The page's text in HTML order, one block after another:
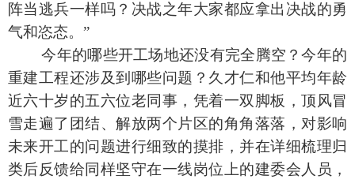
阵当逃兵一样吗？决战之年大家都应拿出决战的勇
气和恣态。”
今年的哪些开工场地还没有完全腾空？今年的
重建工程还涉及到哪些问题？久才仁和他平均年龄
近六十岁的五六位老同事，凭着一双脚板，顶风冒
雪走遍了团结、解放两个片区的角角落落，对影响
未来开工的问题进行细致的摸排，并在详细梳理归
类后反馈给同样坚守在一线岗位上的建委会人员，